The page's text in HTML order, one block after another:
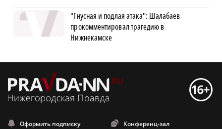
"Гнусная и подлая атака": Шалабаев
прокомментировал трагедию в
Нижнекамске
Оформить подписку Конференц-зал